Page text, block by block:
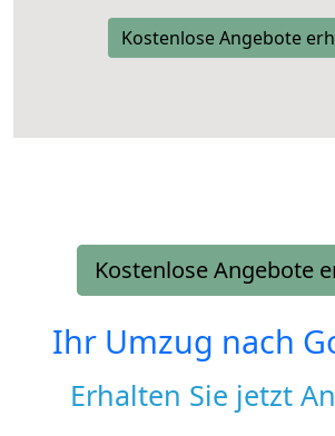
Kostenlose Angebote
Kostenlose Angebote
Ihr Umzug nach
Erhalten Sie jetzt